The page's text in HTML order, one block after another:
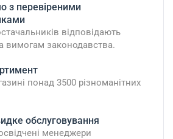
з перевіреними
відповідають
вимогам законодавства.
понад 3500 різноманітних
обслуговування
менеджери